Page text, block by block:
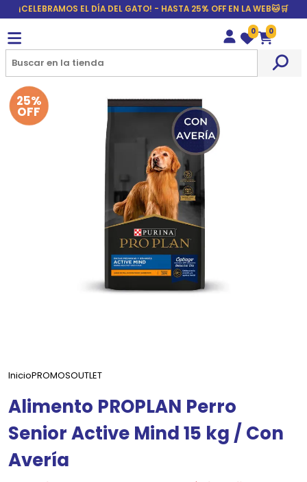
¡CELEBRAMOS EL DÍA DEL GATO! - HASTA 25% OFF EN LA WEB🐱🛒
Wishlist
0
Carrito
0
25%
OFF
InicioPROMOSOUTLET
Alimento PROPLAN Perro
Senior Active Mind 15 kg / Con
Avería